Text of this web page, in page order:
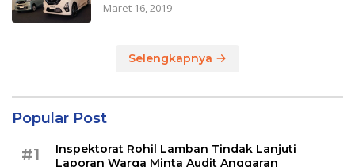
Maret 16, 2019
Selengkapnya
Popular Post
#1
Inspektorat Rohil Lamban Tindak Lanjuti
Laporan Warga Minta Audit Anggaran